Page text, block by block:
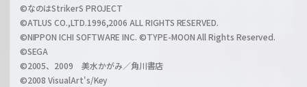
h
a
n
©なのはStrikerS PROJECT
©ATLUS CO.,LTD.1996,2006 ALL RIGHTS RESERVED.
©NIPPON ICHI SOFTWARE INC. ©TYPE-MOON All Rights Reserved.
©SEGA
©2005、2009 美水かがみ／角川書店
©2008 VisualArt's/Key